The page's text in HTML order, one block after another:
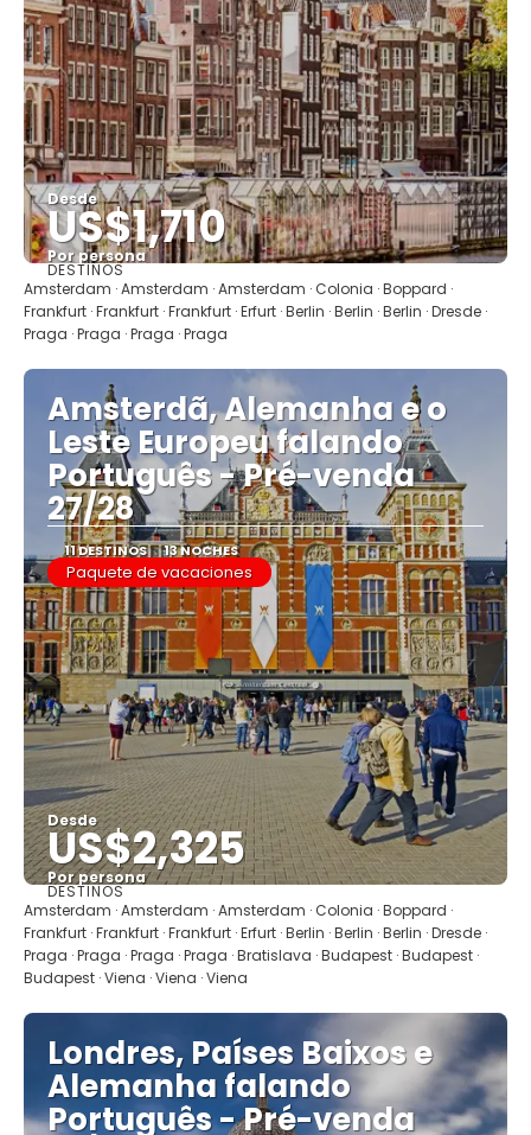
Desde
US$1,710
Por persona
Ver
DESTINOS
Amsterdam · Amsterdam · Amsterdam · Colonia · Boppard ·
Frankfurt · Frankfurt · Frankfurt · Erfurt · Berlin · Berlin · Berlin · Dresde ·
Praga · Praga · Praga · Praga
Amsterdã, Alemanha e o
Leste Europeu falando
Português - Pré-venda
27/28
11 DESTINOS 13 NOCHES
Paquete de vacaciones
Desde
US$2,325
Por persona
Ver
DESTINOS
Amsterdam · Amsterdam · Amsterdam · Colonia · Boppard ·
Frankfurt · Frankfurt · Frankfurt · Erfurt · Berlin · Berlin · Berlin · Dresde ·
Praga · Praga · Praga · Praga · Bratislava · Budapest · Budapest ·
Budapest · Viena · Viena · Viena
Londres, Países Baixos e
Alemanha falando
Português - Pré-venda